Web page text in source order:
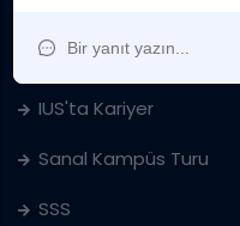
Sanat Galerisi
IUS'ta Kariyer
Sanal Kampüs Turu
SSS